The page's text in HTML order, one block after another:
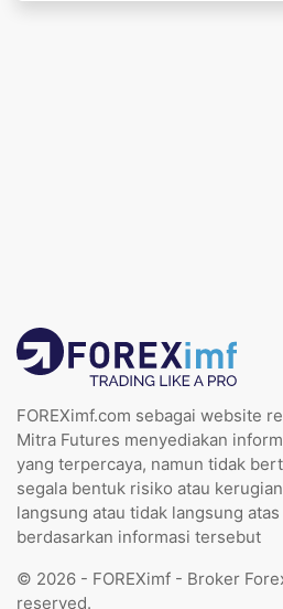
FOREXimf.com sebagai website
Mitra Futures menyediakan
yang terpercaya, namun tidak
segala bentuk risiko atau
langsung atau tidak langsung
berdasarkan informasi tersebut
© 2026 - FOREXimf - Broker
reserved.